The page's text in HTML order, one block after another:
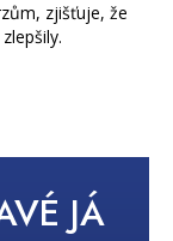
zjišťuje, že
JÁ